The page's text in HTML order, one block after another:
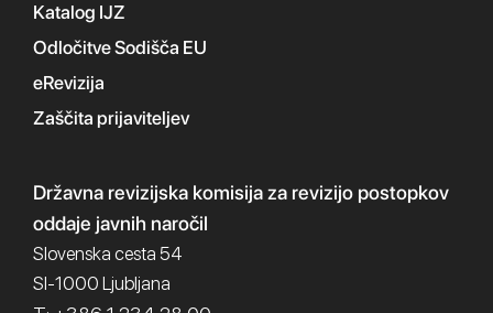
Katalog IJZ
Odločitve Sodišča EU
eRevizija
Zaščita prijaviteljev
Državna revizijska komisijaza revizijo postopkov
oddaje javnih naročil
Slovenska cesta 54
SI-1000 Ljubljana